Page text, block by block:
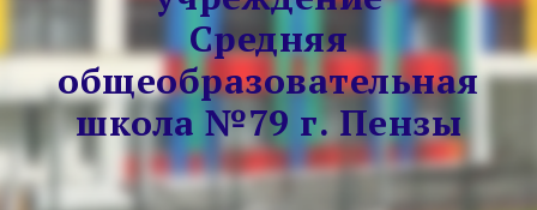
Средняя
общеобразовательная
школа №79 г. Пензы